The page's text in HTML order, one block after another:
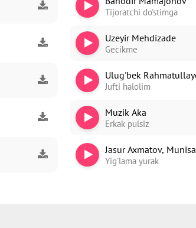
Tijoratchi do'stimga
Uzeyir Mehdizade
Gecikme
Ulug'bek
Jufti halolim
Muzik Aka
Erkak pulsiz
Jasur Axmatov,
Yig'lama yurak